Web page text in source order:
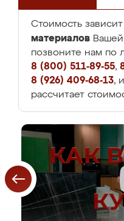
Стоимость
материалов
позвоните нам по
8 (800) 511-89-55,
8 (926) 409-68-13,
рассчитает